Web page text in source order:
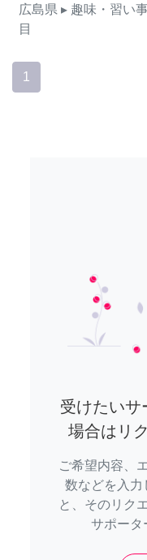
広島県 ▸ 趣味・習い
目
1
受けたいサ
場合はリ
ご希望内容、
数などを入力
と、そのリク
サポータ